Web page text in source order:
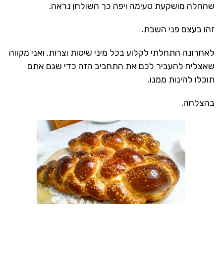
שהחלה מושקעת טעימה ויפה כך השולחן נראה.
זהו בעצם פני השבת.
לאחרונה התחלתי לקלוע בכל מיני שיטות וצרות. ואני מקווה
שאצליח להעביר לכם את התחביב הזה כדי שגם אתם
תוכלו להינות ממנו.
בהצלחה.